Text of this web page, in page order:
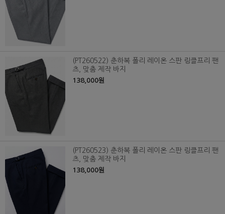
(PT260522) 춘하복 폴리 레이온 스판 링클프리 팬
츠, 맞춤 제작 바지
138,000원
(PT260523) 춘하복 폴리 레이온 스판 링클프리 팬
츠, 맞춤 제작 바지
138,000원